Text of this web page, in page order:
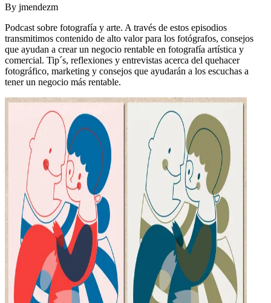
By jmendezm
Podcast sobre fotografía y arte. A través de estos episodios
transmitimos contenido de alto valor para los fotógrafos, consejos
que ayudan a crear un negocio rentable en fotografía artística y
comercial. Tip´s, reflexiones y entrevistas acerca del quehacer
fotográfico, marketing y consejos que ayudarán a los escuchas a
tener un negocio más rentable.